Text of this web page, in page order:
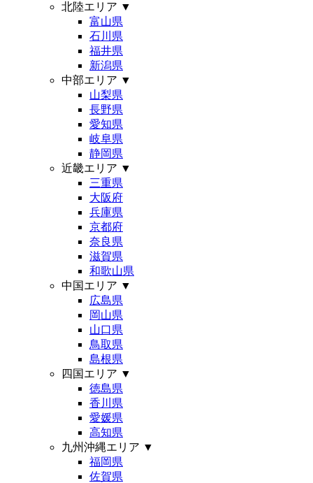
北陸エリア ▼
富山県
石川県
福井県
新潟県
中部エリア ▼
山梨県
長野県
愛知県
岐阜県
静岡県
近畿エリア ▼
三重県
大阪府
兵庫県
京都府
奈良県
滋賀県
和歌山県
中国エリア ▼
広島県
岡山県
山口県
鳥取県
島根県
四国エリア ▼
徳島県
香川県
愛媛県
高知県
九州沖縄エリア ▼
福岡県
佐賀県